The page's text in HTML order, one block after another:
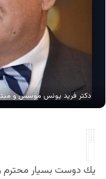
دکتر فرید یونس موسس و
يك دوست بسيار محترم و